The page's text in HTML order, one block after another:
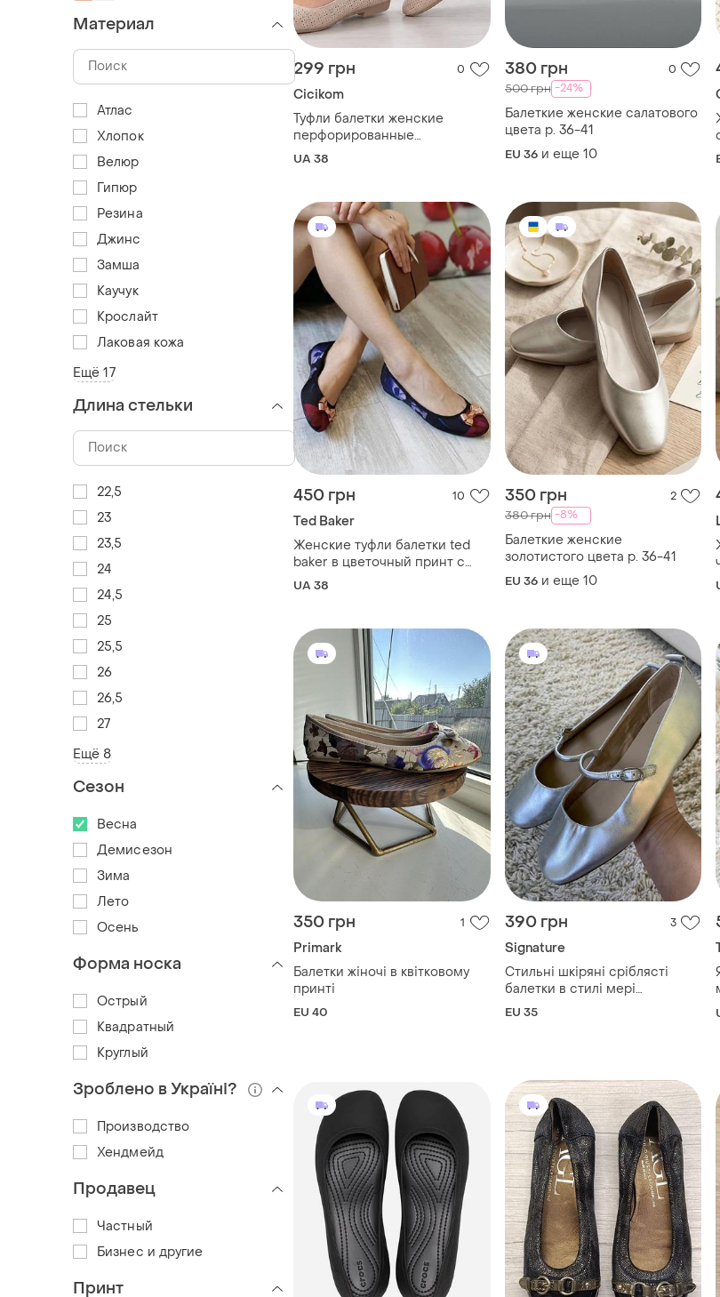
299 грн 0
Cicikom
Туфли балетки женские
перфорированные
золотистые с ремешком
UA 38
380 грн 0
500 грн -24%
Балеткие женские салатового
цвета р. 36-41
EU 36 и еще 10
450 грн 10
Ted Baker
Женские туфли балетки ted
baker в цветочный принт с
бантом материал текстиль
UA 38
350 грн 2
380 грн -8%
Балеткие женские
золотистого цвета р. 36-41
EU 36 и еще 10
350 грн 1
Primark
Балетки жіночі в квітковому
принті
EU 40
390 грн 3
Signature
Стильні шкіряні сріблясті
балетки в стилі мері
джейн,signature,р.35
EU 35
Материал
Атлас
Хлопок
Велюр
Гипюр
Резина
Джинс
Замша
Каучук
Крослайт
Лаковая кожа
Ещё 17
Длина стельки
22,5
23
23,5
24
24,5
25
25,5
26
26,5
27
Ещё 8
Сезон
Весна
Демисезон
Зима
Лето
Осень
Форма носка
Острый
Квадратный
Круглый
Зроблено в Україні?
Производство
Хендмейд
Продавец
Частный
Бизнес и другие
Принт